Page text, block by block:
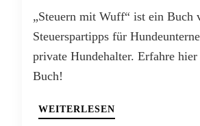
„Steuern mit Wuff“ ist ein Buch
Steuerspartipps für
private Hundehalter. Erfahre hier
Buch!
WEITERLESEN